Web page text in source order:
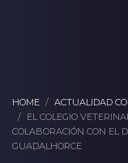
HOME
ACTUALIDAD
EL COLEGIO
COLABORACIÓN CON EL
GUADALHORCE